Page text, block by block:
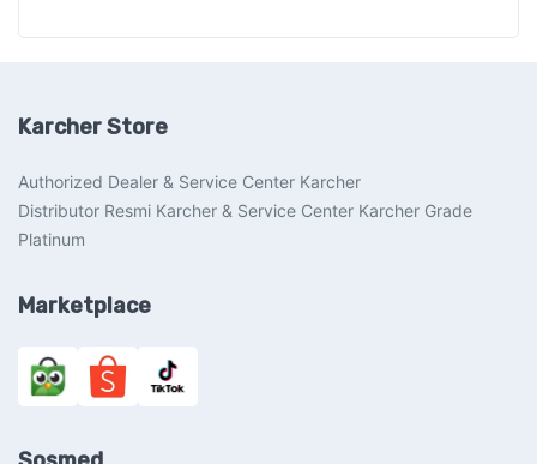
Karcher Store
Authorized Dealer & Service Center Karcher
Distributor Resmi Karcher & Service Center Karcher Grade
Platinum
Marketplace